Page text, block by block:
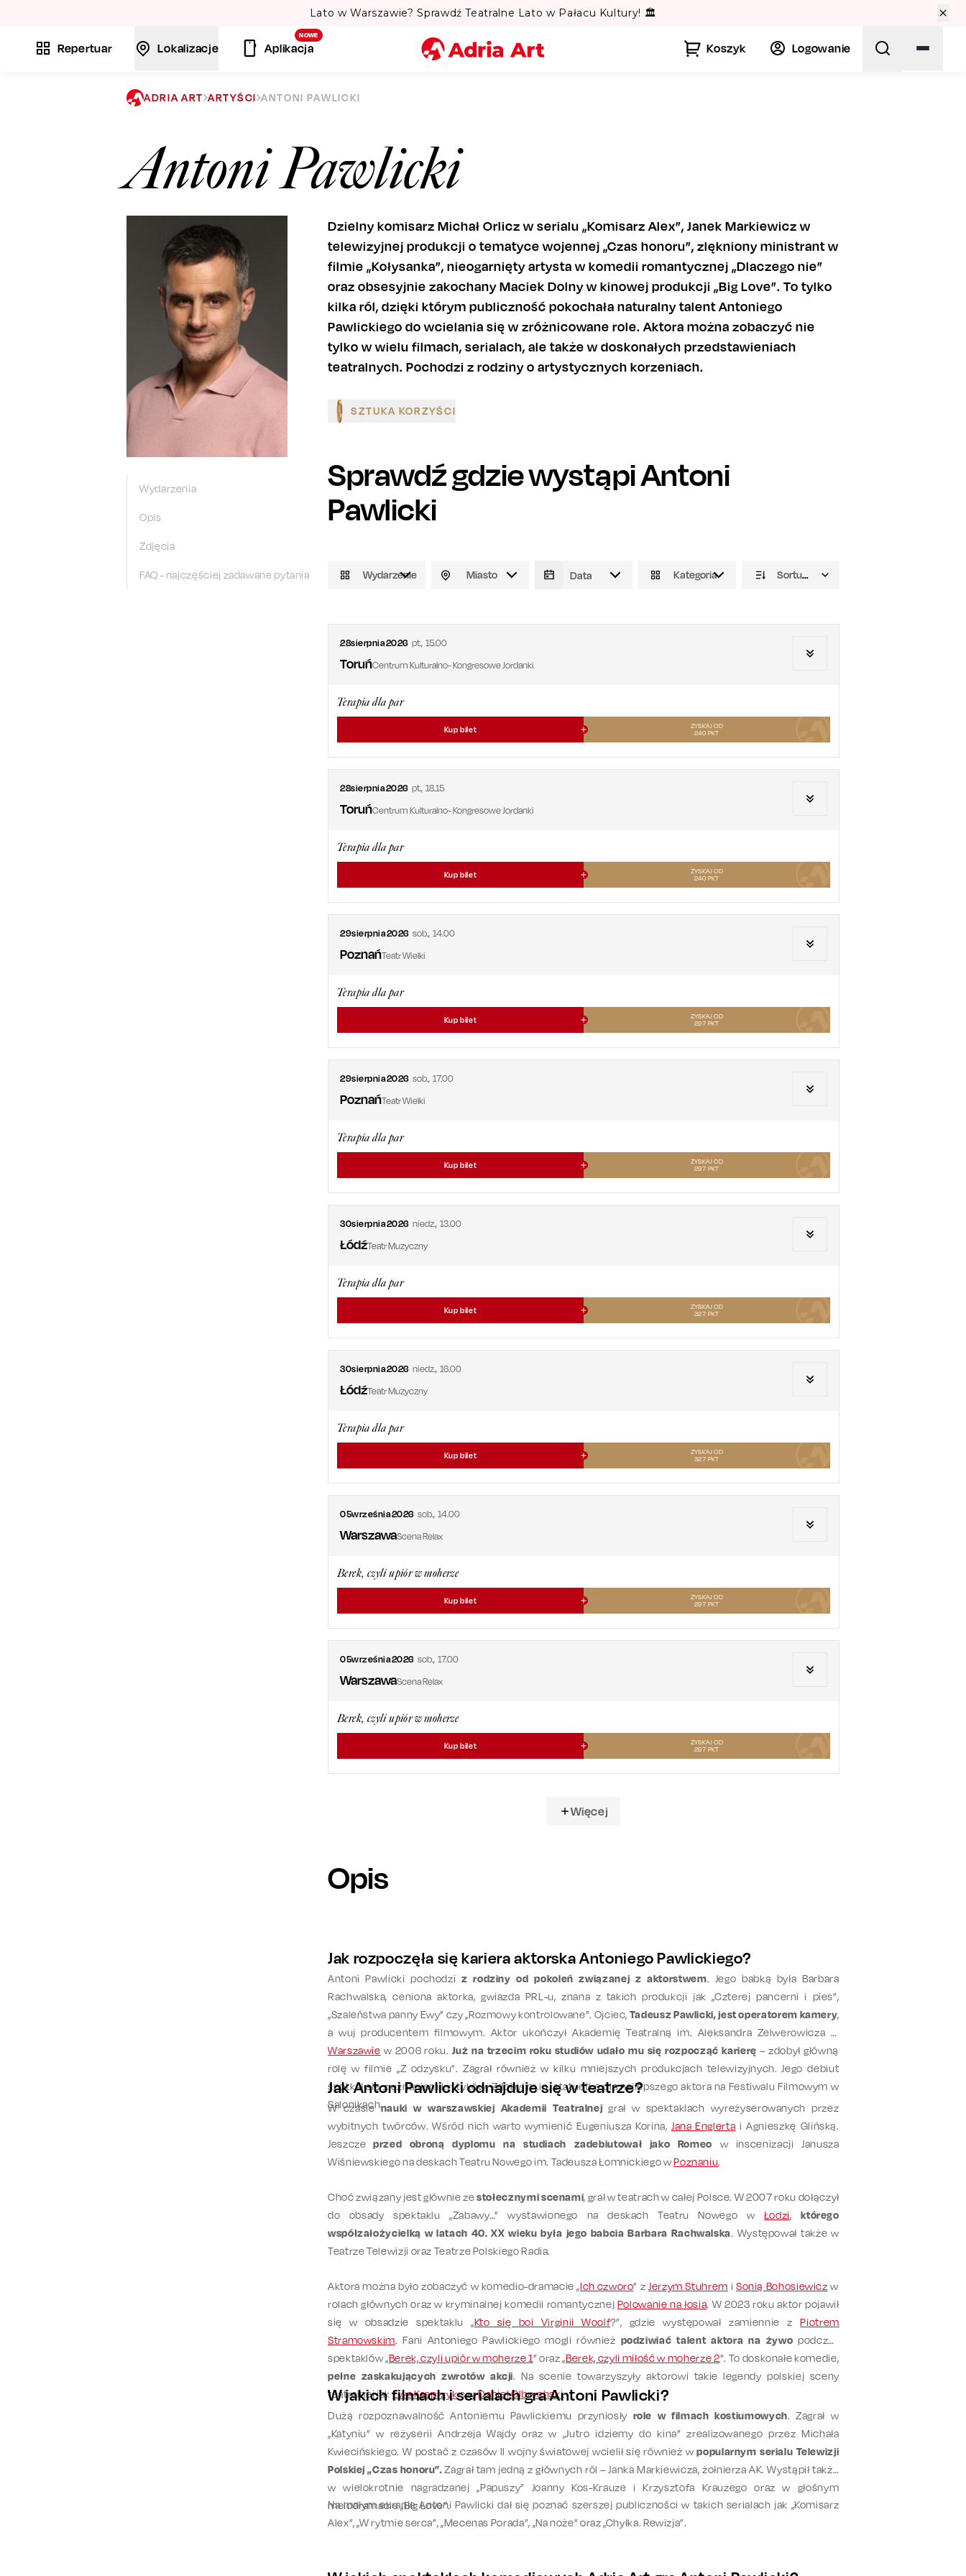
Lato w Warszawie? Sprawdź Teatralne Lato w Pałacu Kultury! 🏛️
Repertuar Lokalizacje
NOWE
Aplikacja Koszyk Logowanie
Szukaj
ADRIA ART ARTYŚCI ANTONI PAWLICKI
Antoni Pawlicki
Wydarzenia
Opis
Zdjęcia
FAQ - najczęściej zadawane pytania
Dzielny komisarz Michał Orlicz w serialu „Komisarz Alex”, Janek Markiewicz w
telewizyjnej produkcji o tematyce wojennej „Czas honoru”, zlękniony ministrant w
filmie „Kołysanka”, nieogarnięty artysta w komedii romantycznej „Dlaczego nie”
oraz obsesyjnie zakochany Maciek Dolny w kinowej produkcji „Big Love”. To tylko
kilka ról, dzięki którym publiczność pokochała naturalny talent Antoniego
Pawlickiego do wcielania się w zróżnicowane role. Aktora można zobaczyć nie
tylko w wielu filmach, serialach, ale także w doskonałych przedstawieniach
teatralnych. Pochodzi z rodziny o artystycznych korzeniach.
SZTUKA KORZYŚCI
Sprawdź gdzie wystąpiAntoni
Pawlicki
Wydarzenie Miasto Kategoria Sortuj domyślnie
28sierpnia2026 pt., 15.00
ToruńCentrum Kulturalno- Kongresowe Jordanki
Terapia dla par
Kup bilet
ZYSKAJ OD
240 PKT
28sierpnia2026 pt., 18.15
ToruńCentrum Kulturalno- Kongresowe Jordanki
Terapia dla par
Kup bilet
ZYSKAJ OD
240 PKT
29sierpnia2026 sob., 14.00
PoznańTeatr Wielki
Terapia dla par
Kup bilet
ZYSKAJ OD
297 PKT
29sierpnia2026 sob., 17.00
PoznańTeatr Wielki
Terapia dla par
Kup bilet
ZYSKAJ OD
297 PKT
30sierpnia2026 niedz., 13.00
ŁódźTeatr Muzyczny
Terapia dla par
Kup bilet
ZYSKAJ OD
327 PKT
30sierpnia2026 niedz., 16.00
ŁódźTeatr Muzyczny
Terapia dla par
Kup bilet
ZYSKAJ OD
327 PKT
05września2026 sob., 14.00
WarszawaScena Relax
Berek, czyli upiór w moherze
Kup bilet
ZYSKAJ OD
297 PKT
05września2026 sob., 17.00
WarszawaScena Relax
Berek, czyli upiór w moherze
Kup bilet
ZYSKAJ OD
297 PKT
Więcej
Opis
Jak rozpoczęła się kariera aktorska Antoniego Pawlickiego?
Antoni Pawlicki pochodzi z rodziny od pokoleń związanej z aktorstwem. Jego babką była Barbara
Rachwalska, ceniona aktorka, gwiazda PRL-u, znana z takich produkcji jak „Czterej pancerni i pies”,
„Szaleństwa panny Ewy” czy „Rozmowy kontrolowane”. Ojciec, Tadeusz Pawlicki, jest operatorem kamery,
a wuj producentem filmowym. Aktor ukończył Akademię Teatralną im. Aleksandra Zelwerowicza w
Warszawie w 2006 roku. Już na trzecim roku studiów udało mu się rozpocząć karierę – zdobył główną
rolę w filmie „Z odzysku”. Zagrał również w kilku mniejszych produkcjach telewizyjnych. Jego debiut
spotkał się z uznaniem krytyków. Zdobył m.in. statuetkę dla najlepszego aktora na Festiwalu Filmowym w
Salonikach.
Jak Antoni Pawlicki odnajduje się w teatrze?
W czasienauki w warszawskiej Akademii Teatralnej grał w spektaklach wyreżyserowanych przez
wybitnych twórców. Wśród nich warto wymienić Eugeniusza Korina, Jana Englerta i Agnieszkę Glińską.
Jeszczeprzed obroną dyplomu na studiach zadebiutował jako Romeo w inscenizacji Janusza
Wiśniewskiego na deskach Teatru Nowego im. Tadeusza Łomnickiego wPoznaniu.
Choć związany jest głównie zestołecznymi scenami, grał w teatrach w całej Polsce. W 2007 roku dołączył
do obsady spektaklu „Zabawy…” wystawionego na deskach Teatru Nowego w Łodzi,którego
współzałożycielką w latach 40. XX wieku była jego babcia Barbara Rachwalska. Występował także w
Teatrze Telewizji oraz Teatrze Polskiego Radia.
Aktora można było zobaczyć w komedio-dramacie „Ich czworo” z Jerzym Stuhrem i Sonią Bohosiewicz w
rolach głównych oraz w kryminalnej komedii romantycznej Polowanie na łosia. W 2023 roku aktor pojawił
się w obsadzie spektaklu „Kto się boi Virginii Woolf?”, gdzie występował zamiennie zPiotrem
Stramowskim. Fani Antoniego Pawlickiego mogli również podziwiać talent aktora na żywo podczas
spektaklów „Berek, czyli upiór w moherze 1” oraz „Berek, czyli miłość w moherze 2”. To doskonałe komedie,
pełne zaskakujących zwrotów akcji. Na scenie towarzyszyły aktorowi takie legendy polskiej sceny
teatralnej jakEwa KasprzykczyDaniel Olbrychski.
W jakich filmach i serialach gra Antoni Pawlicki?
Dużą rozpoznawalność Antoniemu Pawlickiemu przyniosły role w filmach kostiumowych. Zagrał w
„Katyniu” w reżyserii Andrzeja Wajdy oraz w „Jutro idziemy do kina” zrealizowanego przez Michała
Kwiecińskiego. W postać z czasów II wojny światowej wcielił się również wpopularnym serialu Telewizji
Polskiej „Czas honoru”.Zagrał tam jedną z głównych ról – Janka Markiewicza, żołnierza AK. Wystąpił także
w wielokrotnie nagradzanej „Papuszy” Joanny Kos-Krauze i Krzysztofa Krauzego oraz w głośnym
melodramacie „Big Love”.
Na małym ekranie Antoni Pawlicki dał się poznać szerszej publiczności w takich serialach jak „Komisarz
Alex”, „W rytmie serca”, „Mecenas Porada”, „Na noże” oraz „Chyłka. Rewizja”.